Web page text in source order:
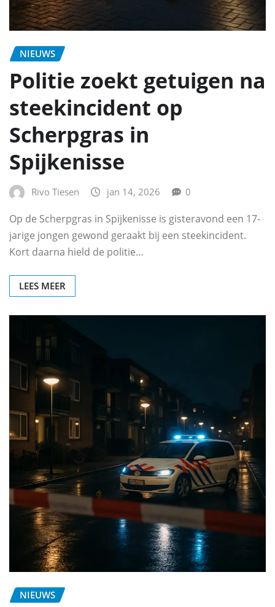
NIEUWS
Politie zoekt getuigen na
steekincident op
Scherpgras in
Spijkenisse
Rivo Tiesen jan 14, 2026 0
Op de Scherpgras in Spijkenisse is gisteravond een 17-
jarige jongen gewond geraakt bij een steekincident.
Kort daarna hield de politie…
LEES MEER
NIEUWS